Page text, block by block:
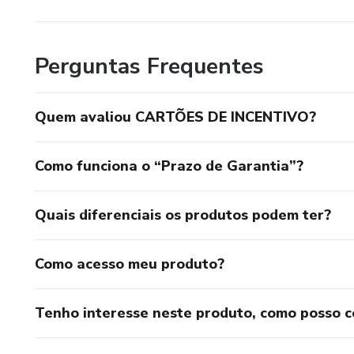
Perguntas Frequentes
Quem avaliou CARTÕES DE INCENTIVO?
Como funciona o “Prazo de Garantia”?
Quais diferenciais os produtos podem ter?
Como acesso meu produto?
Tenho interesse neste produto, como posso